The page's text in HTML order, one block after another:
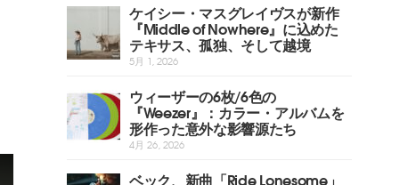
ケイシー・マスグレイヴスが新作
『Middle of Nowhere』に込めた
テキサス、孤独、そして越境
5月 1, 2026
ウィーザーの6枚/6色の
『Weezer』：カラー・アルバムを
形作った意外な影響源たち
4月 26, 2026
ベック、新曲「Ride Lonesome」